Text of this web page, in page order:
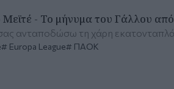
- Το μήνυμα του Γάλλου από
σας ανταποδώσω τη χάρη
Europa League ΠΑΟΚ